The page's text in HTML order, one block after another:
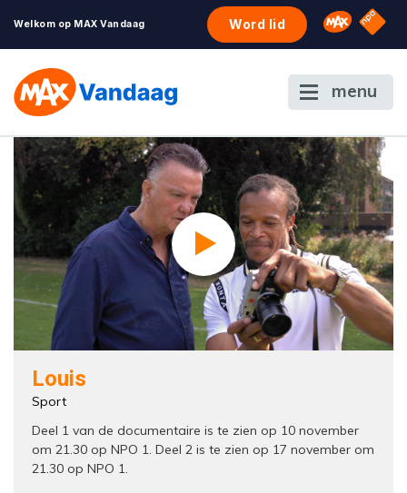
Welkom op MAX Vandaag Word lid Omroep
NPO
menu
Louis
Sport
Deel 1 van de documentaire is te zien op 10 november
om 21.30 op NPO 1. Deel 2 is te zien op 17 november om
21.30 op NPO 1.